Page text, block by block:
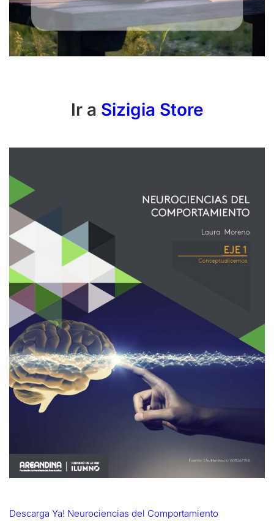
Ir a Sizigia Store
Descarga Ya! Neurociencias del Comportamiento